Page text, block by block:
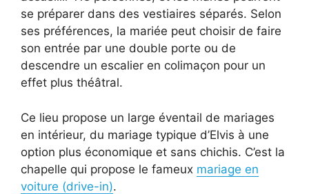
se préparer dans des vestiaires séparés. Selon
ses préférences, la mariée peut choisir de faire
son entrée par une double porte ou de
descendre un escalier en colimaçon pour un
effet plus théâtral.
Ce lieu propose un large éventail de mariages
en intérieur, du mariage typique d’Elvis à une
option plus économique et sans chichis. C’est la
chapelle qui propose le fameux mariage en
voiture (drive-in).